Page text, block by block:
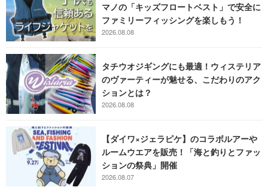
マノの「キッズフロートベスト」で安全に
ファミリーフィッシングを楽しもう！
2026.08.08
タチウオジギングにも最適！ウィステリア
のヴァーティーが魅せる、こだわりのアク
ションとは？
2026.08.08
【ダイワ×ジェラピケ】のコラボルアーや
ルームウエアを販売！「海と釣りとファッ
ションの祭典」開催
2026.08.07